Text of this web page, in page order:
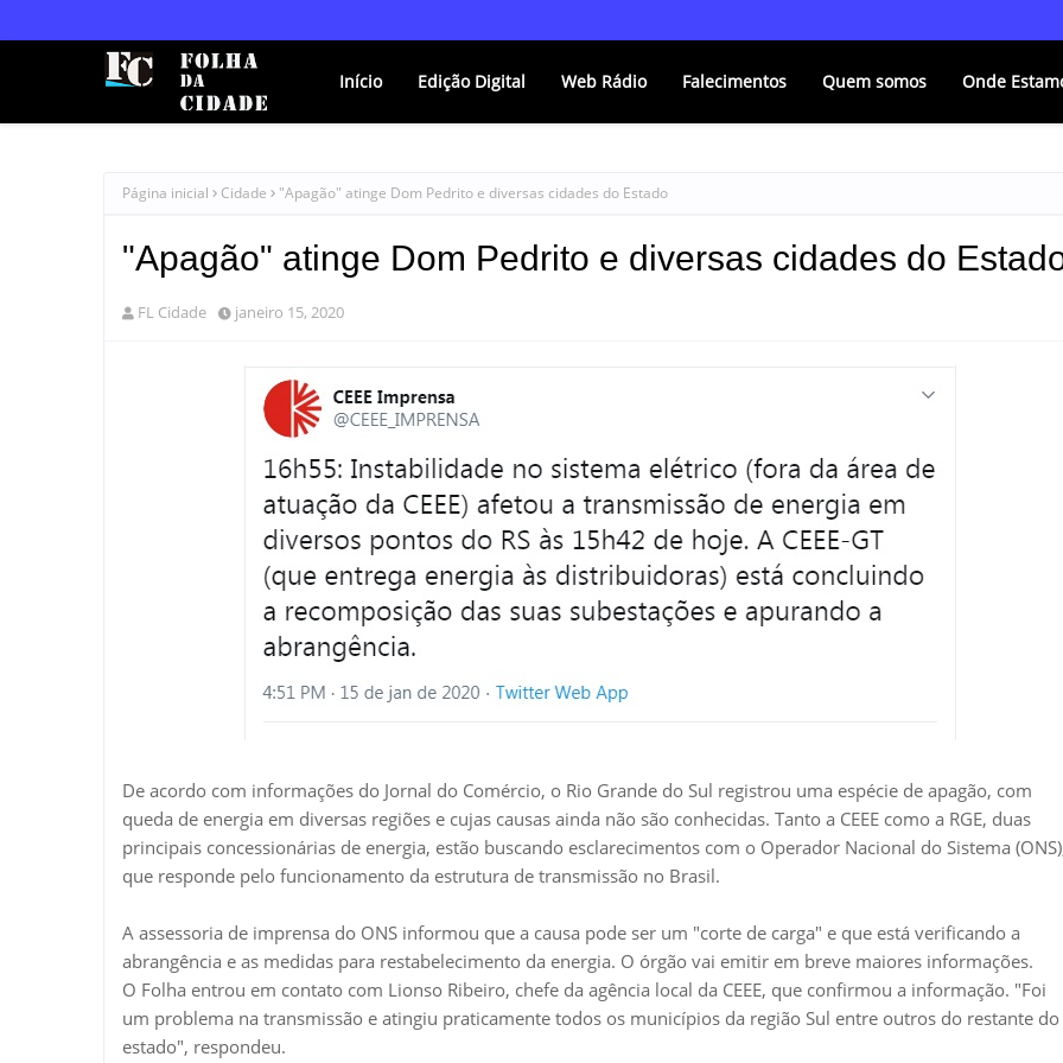
Início Edição Digital Web Rádio Falecimentos Quem somos Onde
Página inicial Cidade "Apagão" atinge Dom Pedrito e diversas cidades do Estado
"Apagão" atinge Dom Pedrito e diversas cidades do
FL Cidade janeiro 15, 2020
De acordo com informações do Jornal do Comércio, o Rio Grande do Sul registrou uma espécie de apagão, com
queda de energia em diversas regiões e cujas causas ainda não são conhecidas. Tanto a CEEE como a RGE, duas
principais concessionárias de energia, estão buscando esclarecimentos com o Operador Nacional do Sistema
que responde pelo funcionamento da estrutura de transmissão no Brasil.
A assessoria de imprensa do ONS informou que a causa pode ser um "corte de carga" e que está verificando a
abrangência e as medidas para restabelecimento da energia. O órgão vai emitir em breve maiores informações.
O Folha entrou em contato com Lionso Ribeiro, chefe da agência local da CEEE, que confirmou a informação. "Foi
um problema na transmissão e atingiu praticamente todos os municípios da região Sul entre outros do restante do
estado", respondeu.